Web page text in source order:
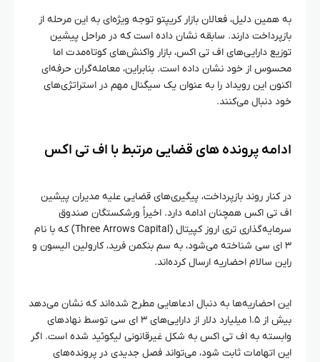
به همین دلیل، فعالان بازار کریپتو توجه ویژه‌ای به این مرحله از
بازپرداخت دارند. سابقه نشان داده است که در مراحل پیشین
توزیع دارایی‌های اف تی اکس، بازار واکنش‌های کوتاه‌مدت اما
محسوس از خود نشان داده است. بنابراین، معامله‌گران حرفه‌ای
اکنون این رویداد را به عنوان یک سیگنال مهم در استراتژی‌های
خود دنبال می‌کنند.
ادامه پرونده‌ های قضایی مرتبط با اف تی اکس
در کنار روند بازپرداخت، پیگیری‌های قضایی علیه مدیران پیشین
اف تی اکس همچنان ادامه دارد. اخیراً ورشکستگان صندوق
سرمایه‌گذاری تری اروز کپیتال (Three Arrows Capital) که با نام
۳ ای سی شناخته می‌شود، به سم بنکمن فرید، کارولین الیسون و
راین سالام احضاریه ارسال کرده‌اند.
این احضاریه‌ها به دنبال ادعاهایی مطرح شده‌اند که نشان می‌دهد
بیش از ۱.۵ میلیارد دلار از دارایی‌های ۳ ای سی توسط نهادهای
وابسته به اف تی اکس به شکل غیرقانونی لیکوئید شده است. اگر
این اتهامات ثابت شود، می‌تواند فصل جدیدی در پرونده‌های